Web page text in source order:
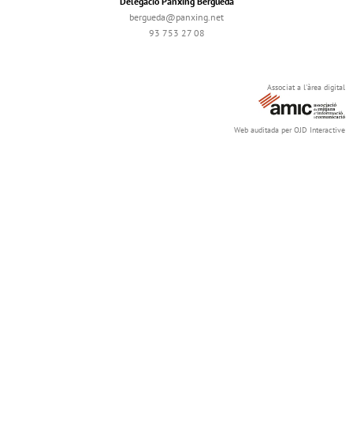
bergueda@panxing.net
93 753 27 08
Associat a l'àrea digital
Web auditada per OJD Interactive